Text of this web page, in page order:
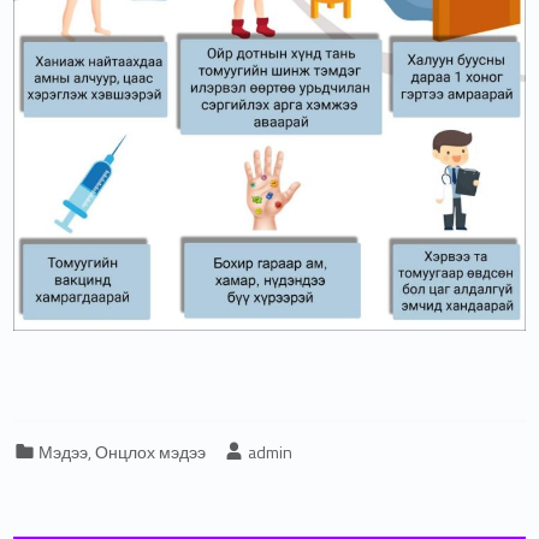
Categorized in:
Мэдээ,Онцлох мэдээ Written by:
admin